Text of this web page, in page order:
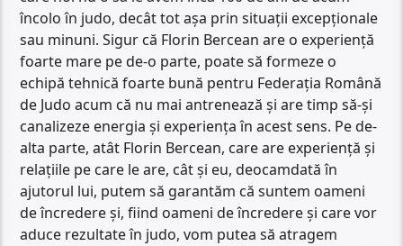
încolo în judo, decât tot așa prin situații excepționale
sau minuni. Sigur că Florin Bercean are o experiență
foarte mare pe de-o parte, poate să formeze o
echipă tehnică foarte bună pentru Federația Română
de Judo acum că nu mai antrenează și are timp să-și
canalizeze energia și experiența în acest sens. Pe de-
alta parte, atât Florin Bercean, care are experiență și
relațiile pe care le are, cât și eu, deocamdată în
ajutorul lui, putem să garantăm că suntem oameni
de încredere și, fiind oameni de încredere și care vor
aduce rezultate în judo, vom putea să atragem